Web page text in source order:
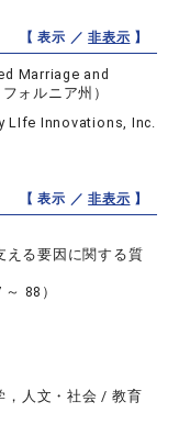
【 表示 ／非表示 】
Marriage and
ォルニア州）
LIfe Innovations, Inc.
【 表示 ／非表示 】
える要因に関する質
88）
，人文・社会 / 教育